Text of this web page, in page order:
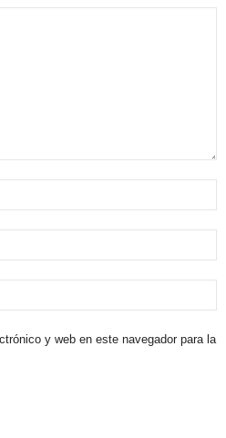
y web en este navegador para la